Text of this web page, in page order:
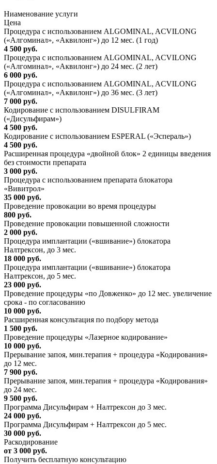
Ниaменование услуги
Цена
Процедура с использованием ALGOMINAL, ACVILONG
(«Алгоминал», «Аквилонг») до 12 мес. (1 год)
4 500 руб.
Процедура с использованием ALGOMINAL, ACVILONG
(«Алгоминал», «Аквилонг») до 24 мес. (2 лет)
6 000 руб.
Процедура с использованием ALGOMINAL, ACVILONG
(«Алгоминал», «Аквилонг») до 36 мес. (3 лет)
7 000 руб.
Кодирование с использованием DISULFIRAM
(«Дисульфирам»)
4 500 руб.
Кодирование с использованием ESPERAL («Эспераль»)
4 500 руб.
Расширенная процедура «двойной блок» 2 единицы введения
без стоимости препарата
3 000 руб.
Процедура с использованием препарата блокатора
«Вивитрол»
35 000 руб.
Проведение провокации во время процедуры
800 руб.
Проведение провокации повышенной сложности
2 000 руб.
Процедура имплантации («вшивание») блокатора
Налтрексон, до 3 мес.
18 000 руб.
Процедура имплантации («вшивание») блокатора
Налтрексон, до 5 мес.
23 000 руб.
Проведение процедуры «по Довженко» до 12 мес. увеличение
срока - по согласованию
10 000 руб.
Расширенная консультация по подбору метода
1 500 руб.
Проведение процедуры «Лазерное кодирование»
10 000 руб.
Прерывание запоя, мин.терапия + процедура «Кодирования»
до 12 мес.
7 900 руб.
Прерывание запоя, мин.терапия + процедура «Кодирования»
до 24 мес.
9 500 руб.
Программа Дисульфирам + Налтрексон до 3 мес.
24 000 руб.
Программа Дисульфирам + Налтрексон до 5 мес.
30 000 руб.
Раскодирование
от 3 000 руб.
Получить бесплатную консультацию